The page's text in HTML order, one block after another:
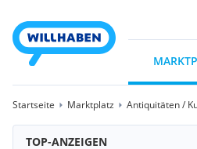
Startseite Marktplatz Antiquitäten /
TOP-ANZEIGEN